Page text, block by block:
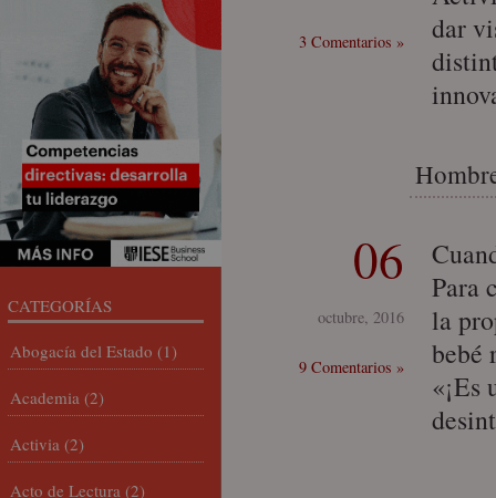
3 Comentarios »
dar
06
octubre, 2016
9 Comentarios »
Para
la
bebé
«¡Es
CATEGORÍAS
Abogacía del Estado (1)
Academia (2)
Activia (2)
Acto de Lectura (2)